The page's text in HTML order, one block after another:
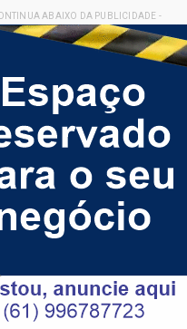
ABAIXO DA PUBLICIDADE -